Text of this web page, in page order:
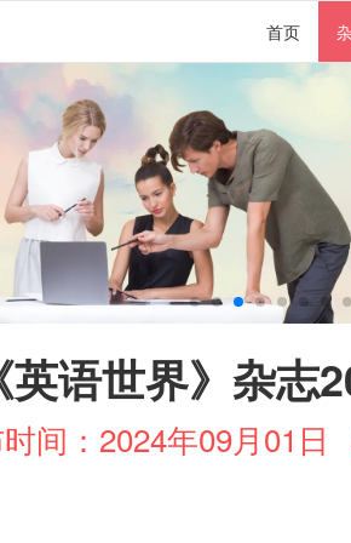
首页
英语世界》杂志
间：2024年09月01日